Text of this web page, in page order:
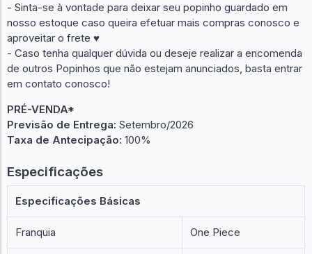
- Sinta-se à vontade para deixar seu popinho guardado em
nosso estoque caso queira efetuar mais compras conosco e
aproveitar o frete ♥︎
- Caso tenha qualquer dúvida ou deseje realizar a encomenda
de outros Popinhos que não estejam anunciados, basta entrar
em contato conosco!
PRÉ-VENDA*
Previsão de Entrega: Setembro/2026
Taxa de Antecipação: 100%
Especificações
Especificações Básicas
Franquia One Piece